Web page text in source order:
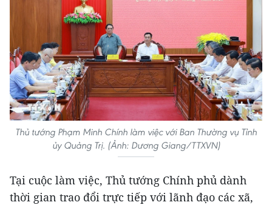
Thủ tướng Phạm Minh Chính làm việc với Ban Thường vụ Tỉnh
ủy Quảng Trị. (Ảnh: Dương Giang/TTXVN)
Tại cuộc làm việc, Thủ tướng Chính phủ dành
thời gian trao đổi trực tiếp với lãnh đạo các xã,